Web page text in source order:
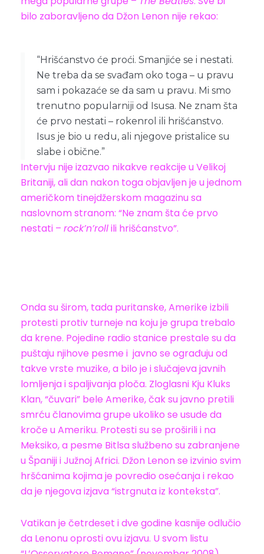
bilo zaboravljeno da Džon Lenon nije rekao:
“Hrišćanstvo će proći. Smanjiće se i nestati.
Ne treba da se svađam oko toga – u pravu
sam i pokazaće se da sam u pravu. Mi smo
trenutno popularniji od Isusa. Ne znam šta
će prvo nestati – rokenrol ili hrišćanstvo.
Isus je bio u redu, ali njegove pristalice su
slabe i obične.”
Intervju nije izazvao nikakve reakcije u Velikoj
Britaniji, ali dan nakon toga objavljen je u jednom
američkom tinejdžerskom magazinu sa
naslovnom stranom: “Ne znam šta će prvo
nestati – rock’n’rollili hrišćanstvo”.
Onda su širom, tada puritanske, Amerike izbili
protesti protiv turneje na koju je grupa trebalo
da krene. Pojedine radio stanice prestale su da
puštaju njihove pesme i javno se ograđuju od
takve vrste muzike, a bilo je i slučajeva javnih
lomljenja i spaljivanja ploča. Zloglasni Kju Kluks
Klan, “čuvari” bele Amerike, čak su javno pretili
smrću članovima grupe ukoliko se usude da
kroče u Ameriku. Protesti su se proširili i na
Meksiko, a pesme Bitlsa službeno su zabranjene
u Španiji i Južnoj Africi. Džon Lenon se izvinio svim
hršćanima kojima je povredio osećanja i rekao
da je njegova izjava “istrgnuta iz konteksta”.
Vatikan je četrdeset i dve godine kasnije odlučio
da Lenonu oprosti ovu izjavu. U svom listu